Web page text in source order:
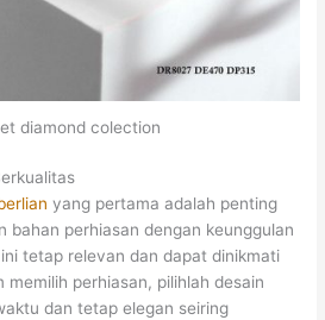
diamond colection
yang pertama adalah penting
bahan perhiasan dengan keunggulan
tetap relevan dan dapat dinikmati
memilih perhiasan, pilihlah desain
dan tetap elegan seiring